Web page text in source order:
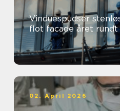
Vinduespudser stenløse klar
flot facade året rundt
02. April 2026